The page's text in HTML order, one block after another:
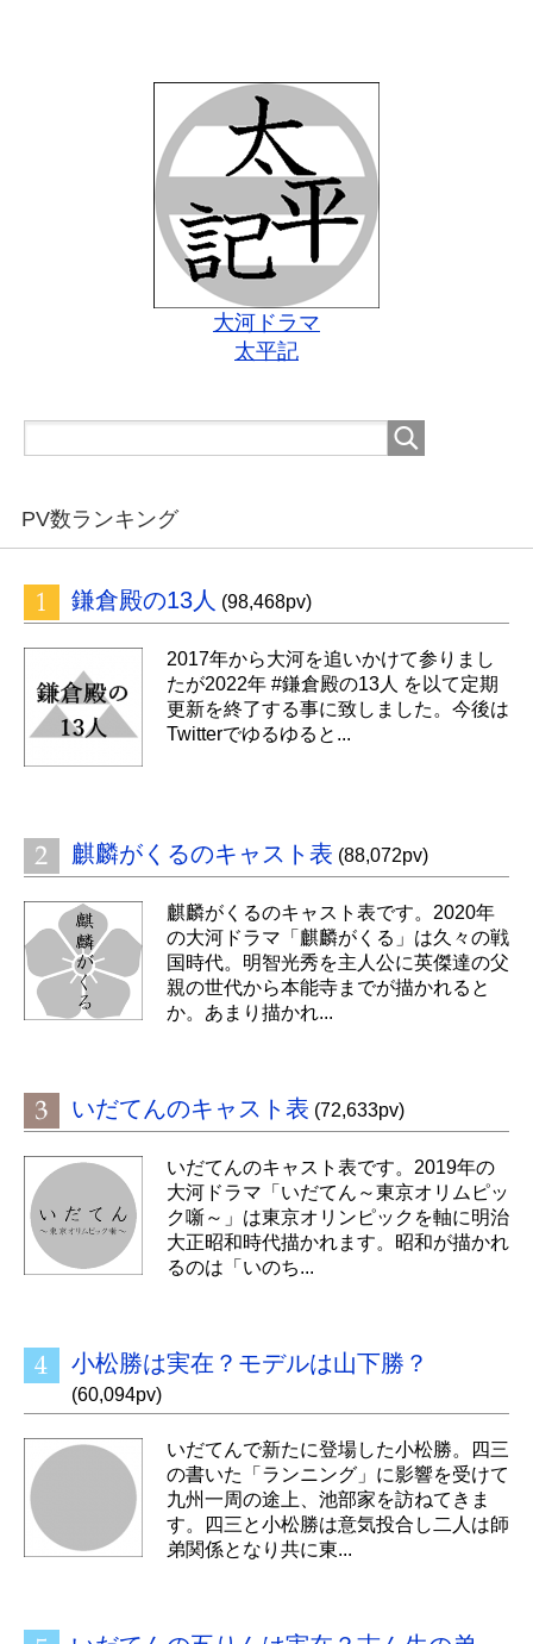
大河ドラマ
太平記
PV数ランキング
鎌倉殿の13人 (98,468pv)
2017年から大河を追いかけて参りまし
たが2022年 #鎌倉殿の13人 を以て定期
更新を終了する事に致しました。今後は
Twitterでゆるゆると...
麒麟がくるのキャスト表 (88,072pv)
麒麟がくるのキャスト表です。2020年
の大河ドラマ「麒麟がくる」は久々の戦
国時代。明智光秀を主人公に英傑達の父
親の世代から本能寺までが描かれると
か。あまり描かれ...
いだてんのキャスト表 (72,633pv)
いだてんのキャスト表です。2019年の
大河ドラマ「いだてん～東京オリムピッ
ク噺～」は東京オリンピックを軸に明治
大正昭和時代描かれます。昭和が描かれ
るのは「いのち...
小松勝は実在？モデルは山下勝？
(60,094pv)
いだてんで新たに登場した小松勝。四三
の書いた「ランニング」に影響を受けて
九州一周の途上、池部家を訪ねてきま
す。四三と小松勝は意気投合し二人は師
弟関係となり共に東...